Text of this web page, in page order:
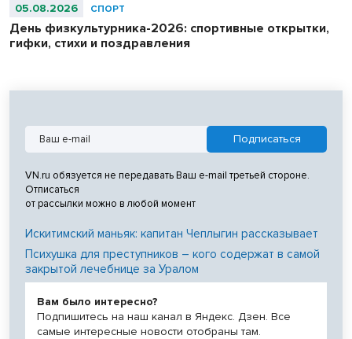
05.08.2026 СПОРТ
День физкультурника-2026: спортивные открытки,
гифки, стихи и поздравления
VN.ru обязуется не передавать Ваш e-mail третьей стороне.
Отписаться
от рассылки можно в любой момент
Искитимский маньяк: капитан Чеплыгин рассказывает
Психушка для преступников – кого содержат в самой
закрытой лечебнице за Уралом
Вам было интересно?
Подпишитесь на наш канал в Яндекс. Дзен. Все
самые интересные новости отобраны там.